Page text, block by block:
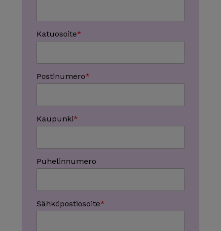
Katuosoite
Postinumero
Kaupunki
Puhelinnumero
Sähköpostiosoite